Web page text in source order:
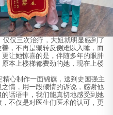
仅三次治疗，大姐就明显感到了
，不再是辗转反侧难以入睡，而
让她惊喜的是，伴随多年的眼肿
本上楼梯都费劲的她，现在上楼
心制作一面锦旗，送到史国强主
情，用一段倾情的诉说，感谢他
话语中，我们能真切地感受到她
不仅是对医生们医术的认可，更